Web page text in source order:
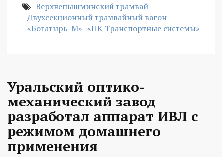
Верхнепышминский трамвай
Двухсекционный трамвайный вагон
«Богатырь-М» «ПК Транспортные системы»
Уральский оптико-
механический завод
разработал аппарат ИВЛ с
режимом домашнего
применения